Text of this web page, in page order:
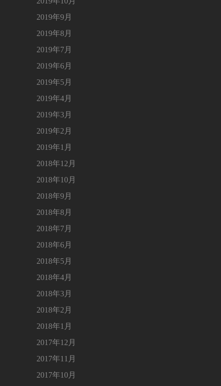
2019年9月
2019年8月
2019年7月
2019年6月
2019年5月
2019年4月
2019年3月
2019年2月
2019年1月
2018年12月
2018年10月
2018年9月
2018年8月
2018年7月
2018年6月
2018年5月
2018年4月
2018年3月
2018年2月
2018年1月
2017年12月
2017年11月
2017年10月